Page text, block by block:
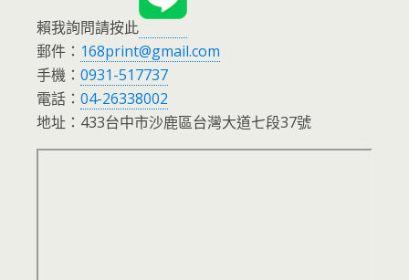
賴我詢問請按此
郵件： 168print@gmail.com
手機： 0931-517737
電話： 04-26338002
地址：433台中市沙鹿區台灣大道七段37號